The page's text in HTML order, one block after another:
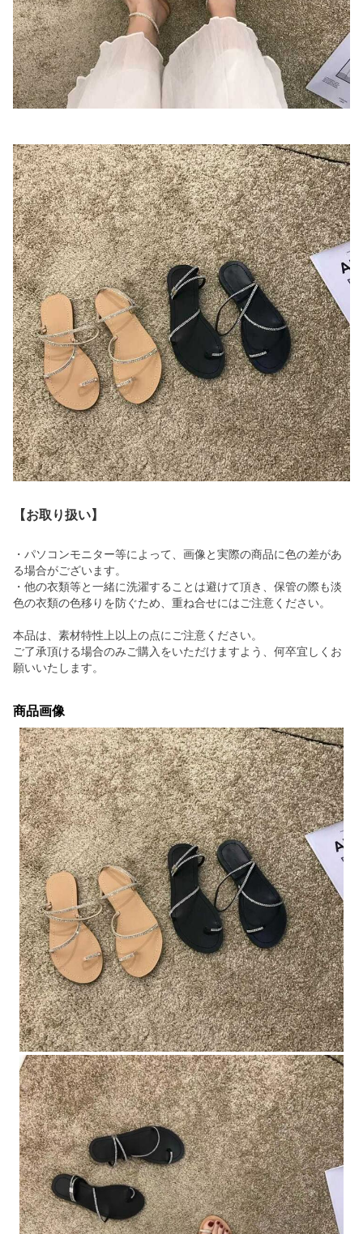
【お取り扱い】
・パソコンモニター等によって、画像と実際の商品に色の差があ
る場合がございます。
・他の衣類等と一緒に洗濯することは避けて頂き、保管の際も淡
色の衣類の色移りを防ぐため、重ね合せにはご注意ください。
本品は、素材特性上以上の点にご注意ください。
ご了承頂ける場合のみご購入をいただけますよう、何卒宜しくお
願いいたします。
商品画像